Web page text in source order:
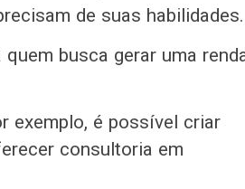
de suas habilidades.
busca gerar uma
exemplo, é possível criar
consultoria em